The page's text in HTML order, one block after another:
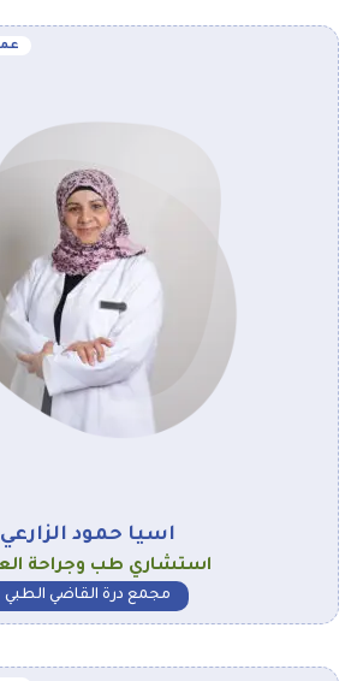
اسيا حمود الزارعي
استشاري طب وجراحة
مجمع درة القاضي الطبي